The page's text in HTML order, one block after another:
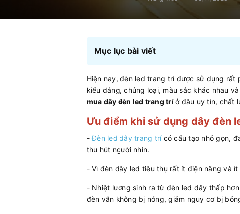
Mục lục bài viết
Hiện nay, đèn led trang trí được sử dụng
kiểu dáng, chủng loại, màu sắc khác nhau
mua dây đèn led trang tríở đâu uy tín, chất
Ưu điểm khi sử dụng dây đèn
-Đèn led dây trang trícó cấu tạo nhỏ gọn,
thu hút người nhìn.
- Vì đèn dây led tiêu thụ rất ít điện năng và
- Nhiệt lượng sinh ra từ đèn led dây thấp
đèn vẫn không bị nóng, giảm nguy cơ bị